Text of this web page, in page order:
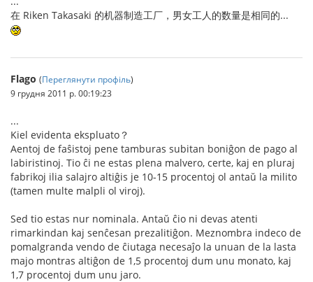
在 Riken Takasaki 的机器制造工厂，男女工人的数量是相同的...
Flago (Переглянути профіль)
9 грудня 2011 р. 00:19:23
...
Kiel evidenta ekspluato？
Aentoj de faŝistoj pene tamburas subitan boniĝon de pago al
labiristinoj. Tio ĉi ne estas plena malvero, certe, kaj en pluraj
fabrikoj ilia salajro altiĝis je 10-15 procentoj ol antaŭ la milito
(tamen multe malpli ol viroj).
Sed tio estas nur nominala. Antaŭ ĉio ni devas atenti
rimarkindan kaj senĉesan prezalitiĝon. Meznombra indeco de
pomalgranda vendo de ĉiutaga necesaĵo la unuan de la lasta
majo montras altiĝon de 1,5 procentoj dum unu monato, kaj
1,7 procentoj dum unu jaro.